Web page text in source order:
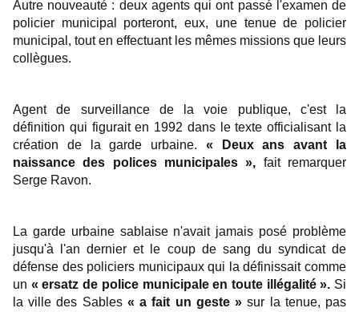
Autre nouveauté : deux agents qui ont passé l'examen de
policier municipal porteront, eux, une tenue de policier
municipal, tout en effectuant les mêmes missions que leurs
collègues.
Agent de surveillance de la voie publique, c'est la
définition qui figurait en 1992 dans le texte officialisant la
création de la garde urbaine. « Deux ans avant la
naissance des polices municipales », fait remarquer
Serge Ravon.
La garde urbaine sablaise n'avait jamais posé problème
jusqu'à l'an dernier et le coup de sang du syndicat de
défense des policiers municipaux qui la définissait comme
un « ersatz de police municipale en toute illégalité ». Si
la ville des Sables « a fait un geste »sur la tenue, pas